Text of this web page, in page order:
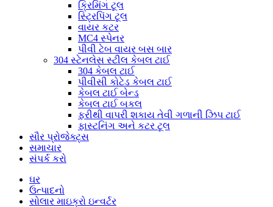
ક્રિમિંગ ટૂલ
સ્ટ્રિપિંગ ટૂલ
વાયર કટર
MC4 સ્પેનર
પીવી ટેબ વાયર બસ બાર
304 સ્ટેનલેસ સ્ટીલ કેબલ ટાઈ
304 કેબલ ટાઈ
પીવીસી કોટેડ કેબલ ટાઈ
કેબલ ટાઈ બેન્ડ
કેબલ ટાઈ બકલ
ફરીથી વાપરી શકાય તેવી ગળાની ઝિપ ટાઈ
ફાસ્ટનિંગ અને કટર ટૂલ
સૌર પ્રોજેક્ટ્સ
સમાચાર
સંપર્ક કરો
ઘર
ઉત્પાદનો
સોલાર માઇક્રો ઇન્વર્ટર